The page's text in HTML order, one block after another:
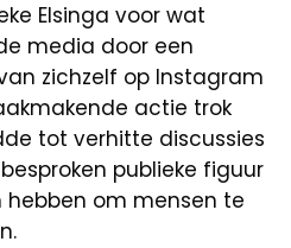
Elsinga voor wat
media door een
zichzelf op Instagram
actie trok
tot verhitte discussies
publieke figuur
om mensen te